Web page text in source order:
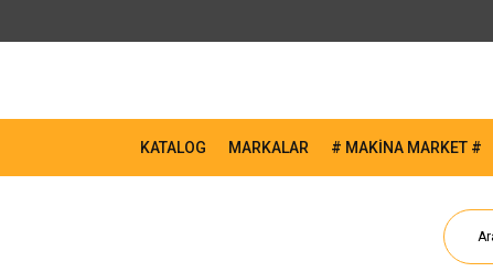
KATALOG MARKALAR # MAKİNA MARKET #